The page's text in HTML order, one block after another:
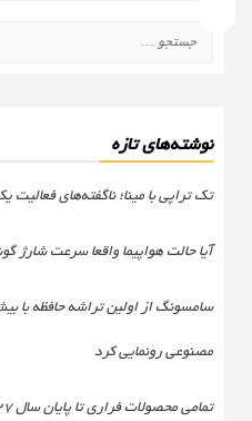
جستجو
نوشته‌های تازه
تک تراپی با مینا؛ ناگفته‌های فعالیت
آیا حالت هواپیما واقعا سرعت شارژ
مصنوعی رونمایی کرد